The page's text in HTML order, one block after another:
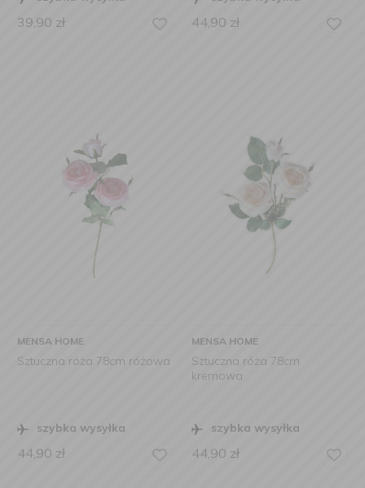
39,90 zł 44,90 zł
MENSA HOME
Sztuczna róża 78cm różowa
szybka wysyłka
44,90 zł
MENSA HOME
Sztuczna róża 78cm
kremowa
szybka wysyłka
44,90 zł